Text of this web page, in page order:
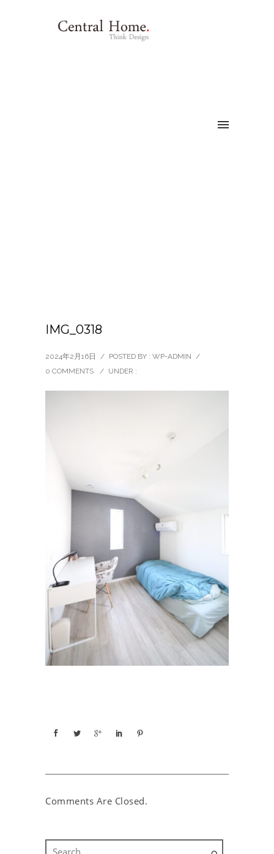
IMG_0318
2024年2月16日 / POSTED BY : WP-ADMIN /
0 COMMENTS
/ UNDER :
Comments Are Closed.